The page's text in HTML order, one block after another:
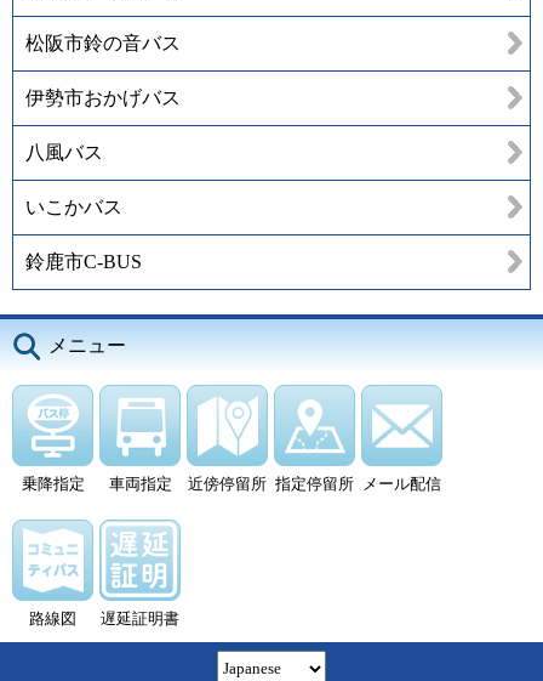
松阪市鈴の音バス
伊勢市おかげバス
八風バス
いこかバス
鈴鹿市C-BUS
メニュー
乗降指定 車両指定 近傍停留所 指定停留所 メール配信
路線図 遅延証明書